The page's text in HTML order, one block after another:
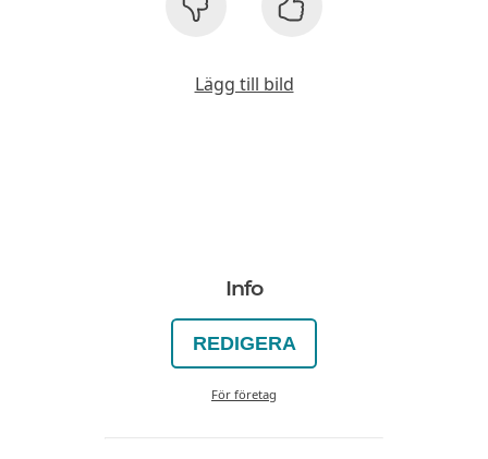
Lägg till bild
Info
REDIGERA
För företag